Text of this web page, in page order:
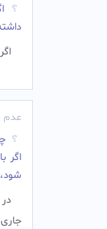
عدم
اگر